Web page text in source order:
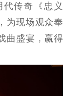
研究阐释
传奇《忠义
为现场观众奉
曲盛宴，赢得